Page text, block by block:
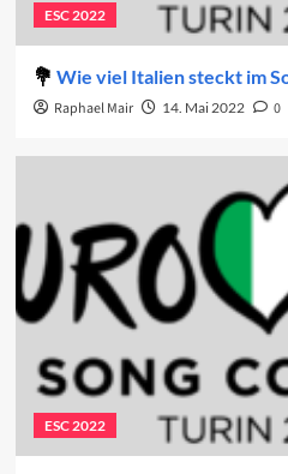
ESC 2022
Wie viel Italien steckt im
Raphael Mair 14. Mai 2022 0
ESC 2022